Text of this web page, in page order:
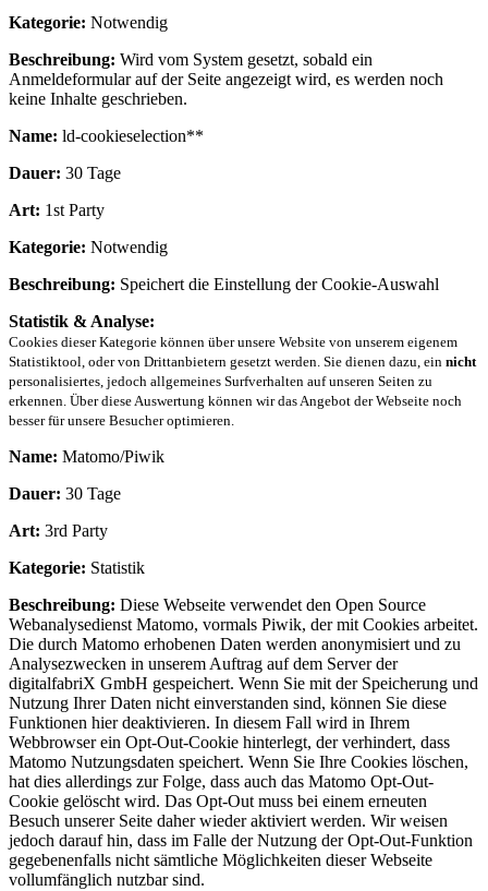
Kategorie: Notwendig
Beschreibung: Wird vom System gesetzt, sobald ein
Anmeldeformular auf der Seite angezeigt wird, es werden noch
keine Inhalte geschrieben.
Name: ld-cookieselection**
Dauer: 30 Tage
Art: 1st Party
Kategorie: Notwendig
Beschreibung: Speichert die Einstellung der Cookie-Auswahl
Statistik & Analyse:
Cookies dieser Kategorie können über unsere Website von unserem eigenem
Statistiktool, oder von Drittanbietern gesetzt werden. Sie dienen dazu, ein nicht
personalisiertes, jedoch allgemeines Surfverhalten auf unseren Seiten zu
erkennen. Über diese Auswertung können wir das Angebot der Webseite noch
besser für unsere Besucher optimieren.
Name: Matomo/Piwik
Dauer: 30 Tage
Art: 3rd Party
Kategorie: Statistik
Beschreibung: Diese Webseite verwendet den Open Source
Webanalysedienst Matomo, vormals Piwik, der mit Cookies arbeitet.
Die durch Matomo erhobenen Daten werden anonymisiert und zu
Analysezwecken in unserem Auftrag auf dem Server der
digitalfabriX GmbH gespeichert. Wenn Sie mit der Speicherung und
Nutzung Ihrer Daten nicht einverstanden sind, können Sie diese
Funktionen hier deaktivieren. In diesem Fall wird in Ihrem
Webbrowser ein Opt-Out-Cookie hinterlegt, der verhindert, dass
Matomo Nutzungsdaten speichert. Wenn Sie Ihre Cookies löschen,
hat dies allerdings zur Folge, dass auch das Matomo Opt-Out-
Cookie gelöscht wird. Das Opt-Out muss bei einem erneuten
Besuch unserer Seite daher wieder aktiviert werden. Wir weisen
jedoch darauf hin, dass im Falle der Nutzung der Opt-Out-Funktion
gegebenenfalls nicht sämtliche Möglichkeiten dieser Webseite
vollumfänglich nutzbar sind.